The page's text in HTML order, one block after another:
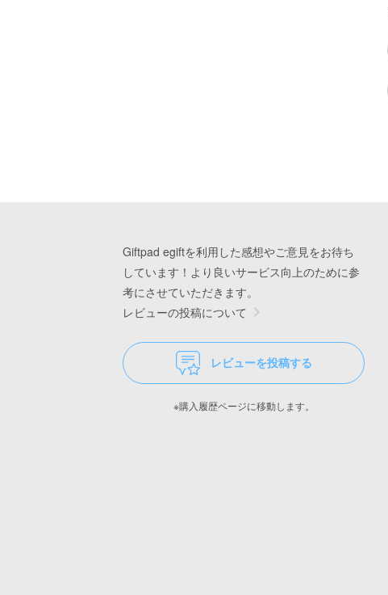
Giftpad egiftを利用した感想やご意見をお待ち
しています！より良いサービス向上のために参
考にさせていただきます。
レビューの投稿について
レビューを投稿する
※購入履歴ページに移動します。